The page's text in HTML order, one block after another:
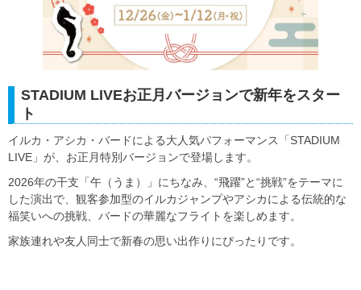
STADIUM LIVEお正月バージョンで新年をスター
ト
イルカ・アシカ・バードによる大人気パフォーマンス「STADIUM
LIVE」が、お正月特別バージョンで登場します。
2026年の干支「午（うま）」にちなみ、“飛躍”と“挑戦”をテーマに
した演出で、観客参加型のイルカジャンプやアシカによる伝統的な
福笑いへの挑戦、バードの華麗なフライトを楽しめます。
家族連れや友人同士で新春の思い出作りにぴったりです。